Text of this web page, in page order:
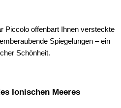
Piccolo offenbart Ihnen versteckte
Spiegelungen – ein
Schönheit.
Ionischen Meeres